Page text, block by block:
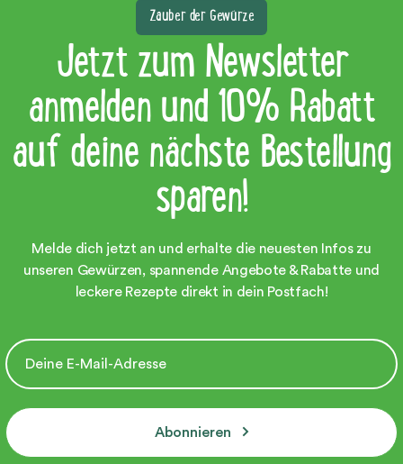
Zauber der Gewürze
Jetzt zum Newsletter
anmelden und 10% Rabatt
auf deine nächste Bestellung
sparen!
Melde dich jetzt an und erhalte die neuesten Infos zu
unseren Gewürzen, spannende Angebote & Rabatte und
leckere Rezepte direkt in dein Postfach!
Abonnieren